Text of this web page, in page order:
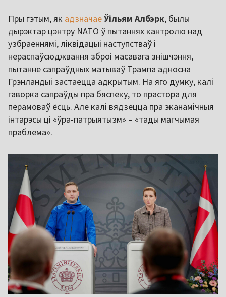
Пры гэтым, як адзначаеЎільям Албэрк, былы
дырэктар цэнтру NATO ў пытаннях кантролю над
узбраеннямі, ліквідацыі наступстваў і
нераспаўсюджвання зброі масавага знішчэння,
пытанне сапраўдных матываў Трампа адносна
Грэнландыі застаецца адкрытым. На яго думку, калі
гаворка сапраўды пра бяспеку, то прастора для
перамоваў ёсць. Але калі вядзецца пра эканамічныя
інтарэсы ці «ўра-патрыятызм» – «тады магчымая
праблема».